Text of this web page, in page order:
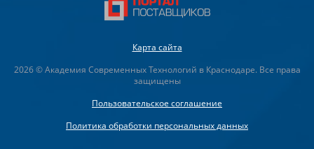
Карта сайта
2026 © Академия Современных Технологий в Краснодаре. Все права
защищены
Пользовательское соглашение
Политика обработки персональных данных